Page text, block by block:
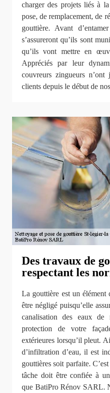
charger des projets liés à
pose, de remplacement, de
gouttière. Avant
s’assureront qu’ils sont
qu’ils vont mettre en
Appréciés par leur
couvreurs zingueurs
clients depuis le début de
Des travaux de
respectant les
La gouttière est un
être négligé puisqu’elle
canalisation des eaux de
protection de votre
extérieures lorsqu’il pleut.
d’infiltration d’eau, il est
gouttières soit parfaite.
tâche doit être confiée à
que BatiPro Rénov SARL.